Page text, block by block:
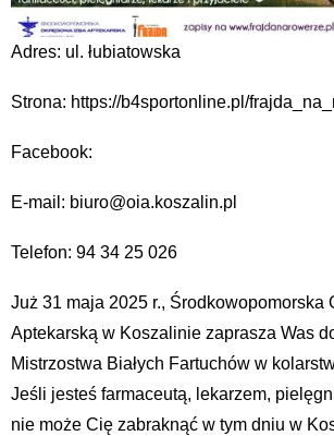
Adres: ul. łubiatowska
Strona: https://b4sportonline.pl/
Facebook:
E-mail: biuro@oia.koszalin.pl
Telefon: 94 34 25 026
Już 31 maja 2025 r., Środkowopomorska
Aptekarską w Koszalinie zaprasza Was
Mistrzostwa Białych Fartuchów w
Jeśli jesteś farmaceutą, lekarzem,
nie może Cię zabraknąć w tym dniu w